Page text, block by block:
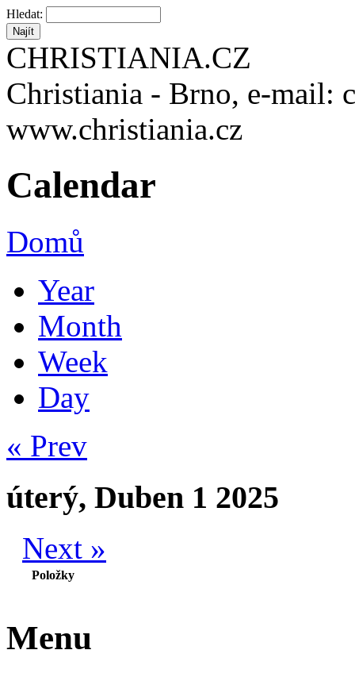
Hledat:
CHRISTIANIA.CZ
Christiania - Brno, e-mail:
www.christiania.cz
Calendar
Domů
Year
Month
Week
Day
« Prev
úterý, Duben 1 2025
Next »
Položky
Menu